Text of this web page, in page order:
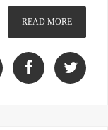
READ MORE